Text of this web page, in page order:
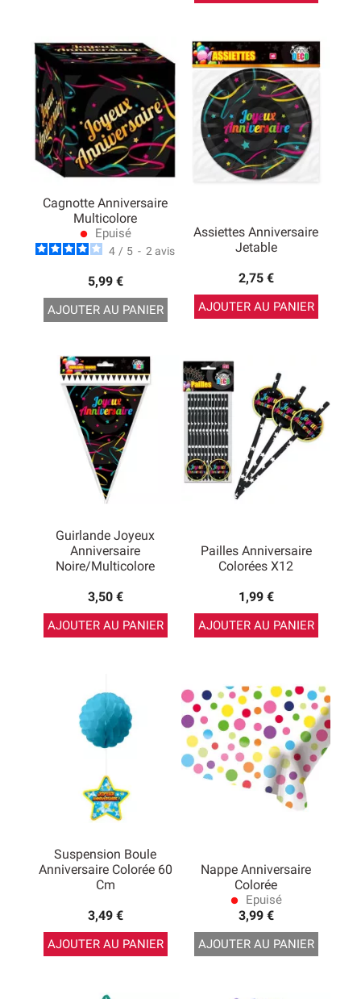
Cagnotte Anniversaire
Multicolore
lens Epuisé
4 / 5 - 2 avis
5,99 €
AJOUTER AU PANIER
Assiettes Anniversaire
Jetable
2,75 €
AJOUTER AU PANIER
Guirlande Joyeux
Anniversaire
Noire/multicolore
3,50 €
AJOUTER AU PANIER
Pailles Anniversaire
Colorées X12
1,99 €
AJOUTER AU PANIER
Suspension Boule
Anniversaire Colorée 60
Cm
3,49 €
AJOUTER AU PANIER
Nappe Anniversaire
Colorée
lens Epuisé
3,99 €
AJOUTER AU PANIER